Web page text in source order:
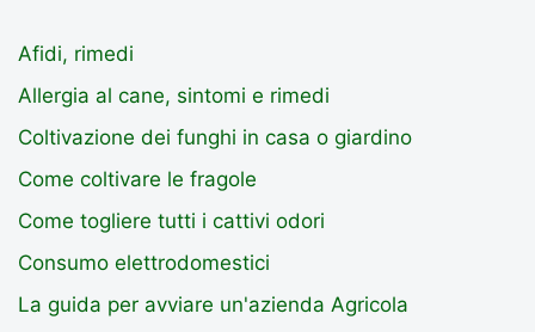
Afidi, rimedi
Allergia al cane, sintomi e rimedi
Coltivazione dei funghi in casa o giardino
Come coltivare le fragole
Come togliere tutti i cattivi odori
Consumo elettrodomestici
La guida per avviare un'azienda Agricola